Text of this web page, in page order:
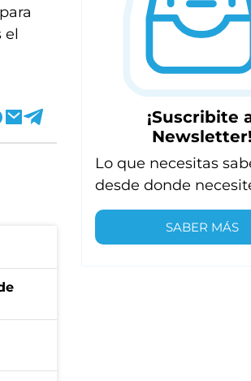
el
¡Suscribite
Newsletter!
Lo que necesitas
desde donde
SABER MÁS